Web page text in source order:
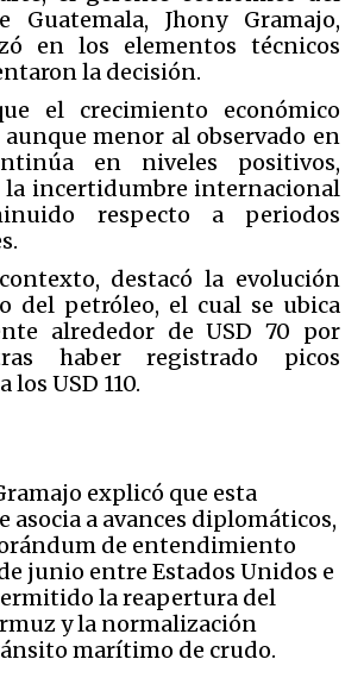
Guatemala, Jhony Gramajo,
en los elementos técnicos
la decisión.
el crecimiento económico
menor al observado en
en niveles positivos,
la incertidumbre internacional
respecto a periodos
destacó la evolución
del petróleo, el cual se ubica
alrededor de USD 70 por
haber registrado picos
los USD 110.
explicó que esta
asocia a avances diplomáticos,
de entendimiento
junio entre Estados Unidos e
la reapertura del
y la normalización
marítimo de crudo.